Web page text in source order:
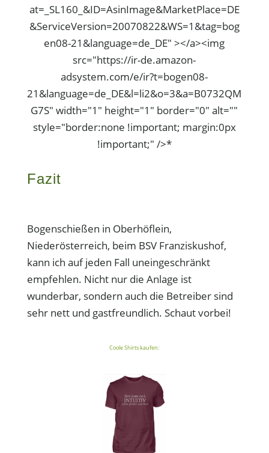
at=_SL160_&ID=AsinImage&MarketPlace=DE
&ServiceVersion=20070822&WS=1&tag=bog
en08-21&language=de_DE" ></a><img
src="https://ir-de.amazon-
adsystem.com/e/ir?t=bogen08-
21&language=de_DE&l=li2&o=3&a=B0732QM
G7S" width="1" height="1" border="0" alt=""
style="border:none !important; margin:0px
!important;" />*
Fazit
Bogenschießen in Oberhöflein,
Niederösterreich, beim BSV Franziskushof,
kann ich auf jeden Fall uneingeschränkt
empfehlen. Nicht nur die Anlage ist
wunderbar, sondern auch die Betreiber sind
sehr nett und gastfreundlich. Schaut vorbei!
Coole Shirts kaufen: